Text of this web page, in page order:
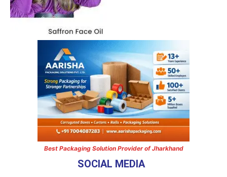
Best Packaging Solution Provider of Jharkhand
SOCIAL MEDIA